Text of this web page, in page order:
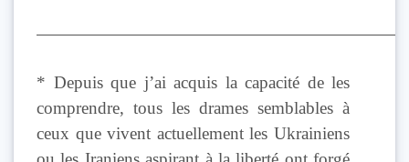
* Depuis que j’ai acquis la capacité de les
comprendre, tous les drames semblables à
ceux que vivent actuellement les Ukrainiens